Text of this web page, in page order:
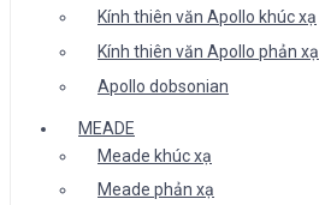
Kính thiên văn Apollo khúc xạ
Kính thiên văn Apollo phản xạ
Apollo dobsonian
MEADE
Meade khúc xạ
Meade phản xạ